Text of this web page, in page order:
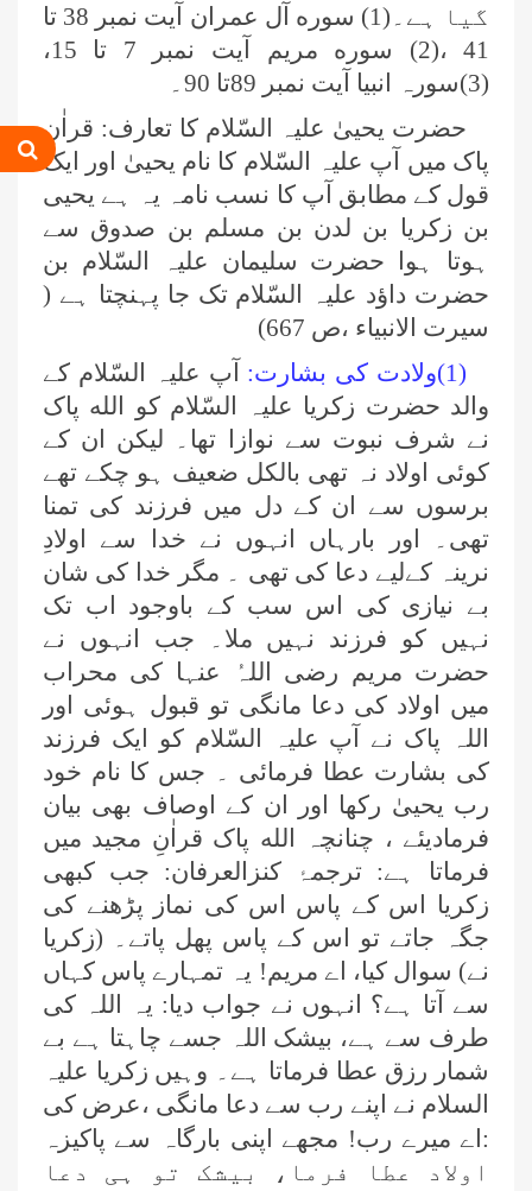
گیا ہے۔(1) سوره آل عمران آیت نمبر 38 تا
41 ،(2) سوره مریم آیت نمبر 7 تا 15،
(3)سورہ انبیا آیت نمبر 89تا 90۔
حضرت یحییٰ علیہ السّلام کا تعارف: قراٰنِ
پاک میں آپ علیہ السّلام کا نام یحییٰ اور ایک
قول کے مطابق آپ کا نسب نامہ یہ ہے یحیی
بن زکریا بن لدن بن مسلم بن صدوق سے
ہوتا ہوا حضرت سلیمان علیہ السّلام بن
حضرت داؤد علیہ السّلام تک جا پہنچتا ہے (
سیرت الانبیاء ،ص 667)
(1)ولادت کی بشارت:
آپ علیہ السّلام کے
والد حضرت زکریا علیہ السّلام کو الله پاک
نے شرف نبوت سے نوازا تھا۔ لیکن ان کے
کوئی اولاد نہ تھی بالکل ضعیف ہو چکے تھے
برسوں سے ان کے دل میں فرزند کی تمنا
تھی۔ اور بارہاں انہوں نے خدا سے اولادِ
نرینہ کےلیے دعا کی تھی ۔ مگر خدا کی شان
بے نیازی کی اس سب کے باوجود اب تک
نہیں کو فرزند نہیں ملا۔ جب انہوں نے
حضرت مریم رضی اللہُ عنہا کی محراب
میں اولاد کی دعا مانگی تو قبول ہوئی اور
اللہ پاک نے آپ علیہ السّلام کو ایک فرزند
کی بشارت عطا فرمائی ۔ جس کا نام خود
رب یحییٰ رکھا اور ان کے اوصاف بھی بیان
فرمادیئے ، چنانچہ الله پاک قراٰنِ مجید میں
فرماتا ہے: ترجمۂ کنزالعرفان: جب کبھی
زکریا اس کے پاس اس کی نماز پڑھنے کی
جگہ جاتے تو اس کے پاس پھل پاتے۔ (زکریا
نے) سوال کیا، اے مریم! یہ تمہارے پاس کہاں
سے آتا ہے؟ انہوں نے جواب دیا: یہ اللہ کی
طرف سے ہے، بیشک اللہ جسے چاہتا ہے بے
شمار رزق عطا فرماتا ہے۔ وہیں زکریا علیہ
السلام نے اپنے رب سے دعا مانگی ،عرض کی
:اے میرے رب! مجھے اپنی بارگاہ سے پاکیزہ
اولاد عطا فرما، بیشک تو ہی دعا